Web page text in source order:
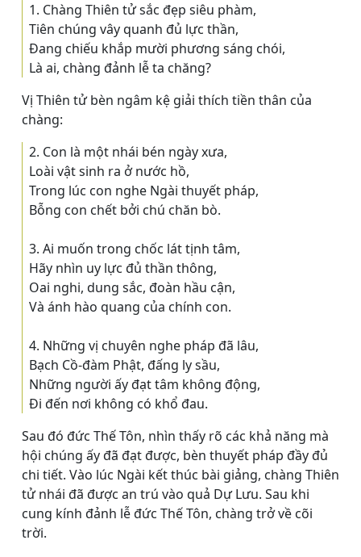
1. Chàng Thiên tử sắc đẹp siêu phàm,
Tiên chúng vây quanh đủ lực thần,
Ðang chiếu khắp mười phương sáng chói,
Là ai, chàng đảnh lễ ta chăng?
Vị Thiên tử bèn ngâm kệ giải thích tiền thân của
chàng:
2. Con là một nhái bén ngày xưa,
Loài vật sinh ra ở nước hồ,
Trong lúc con nghe Ngài thuyết pháp,
Bỗng con chết bởi chú chăn bò.
3. Ai muốn trong chốc lát tịnh tâm,
Hãy nhìn uy lực đủ thần thông,
Oai nghi, dung sắc, đoàn hầu cận,
Và ánh hào quang của chính con.
4. Những vị chuyên nghe pháp đã lâu,
Bạch Cồ-đàm Phật, đấng ly sầu,
Những người ấy đạt tâm không động,
Ði đến nơi không có khổ đau.
Sau đó đức Thế Tôn, nhìn thấy rõ các khả năng mà
hội chúng ấy đã đạt được, bèn thuyết pháp đầy đủ
chi tiết. Vào lúc Ngài kết thúc bài giảng, chàng Thiên
tử nhái đã được an trú vào quả Dự Lưu. Sau khi
cung kính đảnh lễ đức Thế Tôn, chàng trở về cõi
trời.